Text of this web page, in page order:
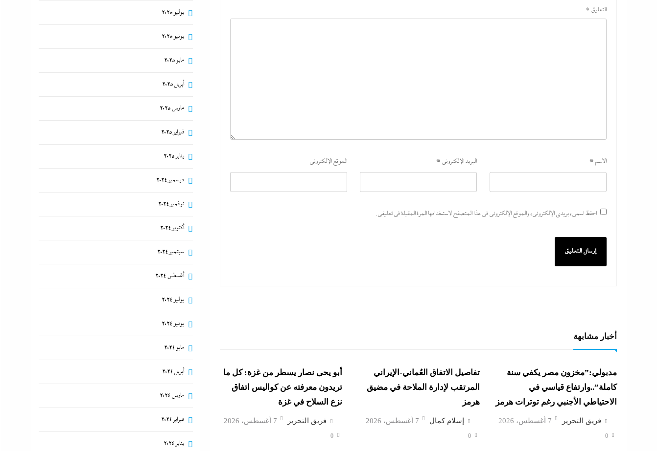
التعليق *
الاسم * البريد الإلكتروني * الموقع الإلكتروني
احفظ اسمي، بريدي الإلكتروني، والموقع الإلكتروني في هذا المتصفح لاستخدامها المرة المقبلة في تعليقي.
أخبار مشابهة
مدبولي:”مخزون مصر يكفي سنة
كاملة”..وارتفاع قياسي في
الاحتياطي الأجنبي رغم توترات هرمز
فريق التحرير 7 أغسطس، 2026
0
تفاصيل الاتفاق العُماني-الإيراني
المرتقب لإدارة الملاحة في مضيق
هرمز
إسلام كمال 7 أغسطس، 2026
0
أبو يحى نصار يسطر من غزة: كل ما
تريدون معرفته عن كواليس اتفاق
نزع السلاح في غزة
فريق التحرير 7 أغسطس، 2026
0
يوليو 2025
يونيو 2025
مايو 2025
أبريل 2025
مارس 2025
فبراير 2025
يناير 2025
ديسمبر 2024
نوفمبر 2024
أكتوبر 2024
سبتمبر 2024
أغسطس 2024
يوليو 2024
يونيو 2024
مايو 2024
أبريل 2024
مارس 2024
فبراير 2024
يناير 2024